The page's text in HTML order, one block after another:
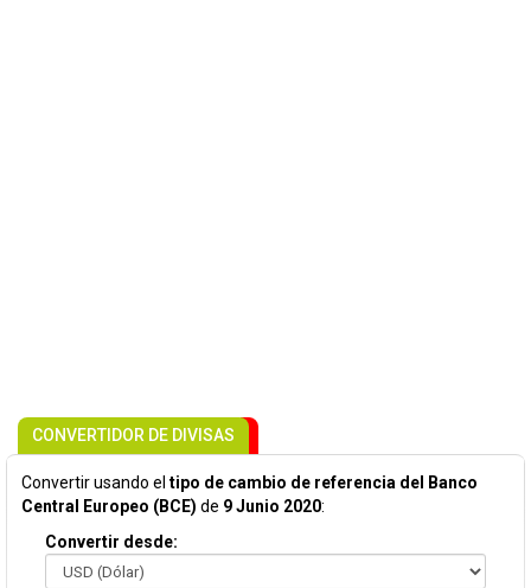
CONVERTIDOR DE DIVISAS
Convertir usando el tipo de cambio de referencia del Banco
Central Europeo (BCE) de 9 Junio 2020:
Convertir desde: